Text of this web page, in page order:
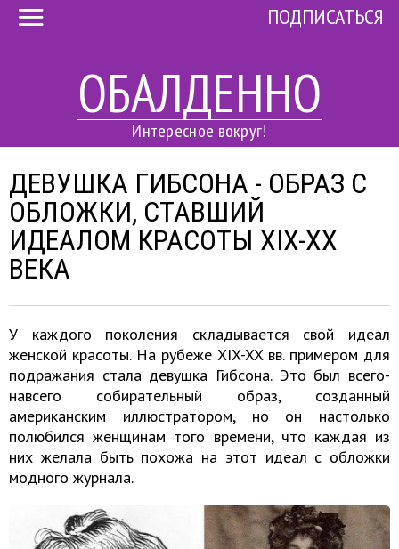
ОБАЛДЕННО
Интересное вокруг!
ПОДПИСАТЬСЯ
ДЕВУШКА ГИБСОНА - ОБРАЗ С
ОБЛОЖКИ, СТАВШИЙ
ИДЕАЛОМ КРАСОТЫ XIX-XX
ВЕКА
У каждого поколения складывается свой идеал
женской красоты. На рубеже XIX-XX вв. примером для
подражания стала девушка Гибсона. Это был всего-
навсего собирательный образ, созданный
американским иллюстратором, но он настолько
полюбился женщинам того времени, что каждая из
них желала быть похожа на этот идеал с обложки
модного журнала.